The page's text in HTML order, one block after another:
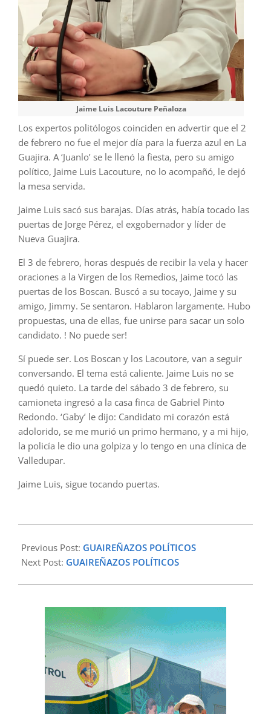
Jaime Luis Lacouture Peñaloza
Los expertos politólogos coinciden en advertir que el 2
de febrero no fue el mejor día para la fuerza azul en La
Guajira. A ‘Juanlo’ se le llenó la fiesta, pero su amigo
político, Jaime Luis Lacouture, no lo acompañó, le dejó
la mesa servida.
Jaime Luis sacó sus barajas. Días atrás, había tocado las
puertas de Jorge Pérez, el exgobernador y líder de
Nueva Guajira.
El 3 de febrero, horas después de recibir la vela y hacer
oraciones a la Virgen de los Remedios, Jaime tocó las
puertas de los Boscan. Buscó a su tocayo, Jaime y su
amigo, Jimmy. Se sentaron. Hablaron largamente. Hubo
propuestas, una de ellas, fue unirse para sacar un solo
candidato. ! No puede ser!
Sí puede ser. Los Boscan y los Lacoutore, van a seguir
conversando. El tema está caliente. Jaime Luis no se
quedó quieto. La tarde del sábado 3 de febrero, su
camioneta ingresó a la casa finca de Gabriel Pinto
Redondo. ‘Gaby’ le dijo: Candidato mi corazón está
adolorido, se me murió un primo hermano, y a mi hijo,
la policía le dio una golpiza y lo tengo en una clínica de
Valledupar.
Jaime Luis, sigue tocando puertas.
02-
05
Previous Post: GUAIREÑAZOS POLÍTICOS
Next Post: GUAIREÑAZOS POLÍTICOS